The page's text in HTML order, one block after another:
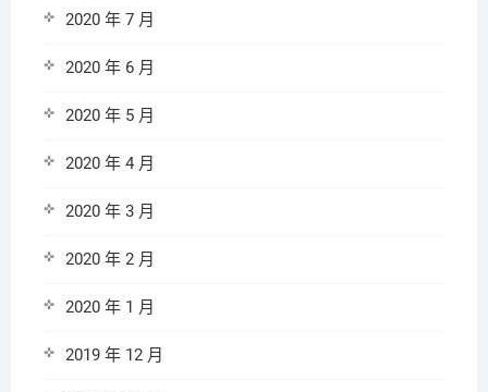
2020 年 7 月
2020 年 6 月
2020 年 5 月
2020 年 4 月
2020 年 3 月
2020 年 2 月
2020 年 1 月
2019 年 12 月